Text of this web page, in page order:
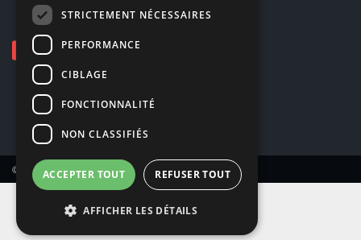
© Copyright 2026 Smartoys SA – Tous droits réservés.
STRICTEMENT NÉCESSAIRES
PERFORMANCE
CIBLAGE
FONCTIONNALITÉ
NON CLASSIFIÉS
ACCEPTER TOUT REFUSER TOUT
AFFICHER LES DÉTAILS